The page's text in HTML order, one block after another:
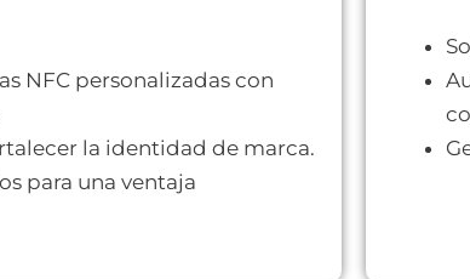
NFC personalizadas con
la identidad de marca.
para una ventaja